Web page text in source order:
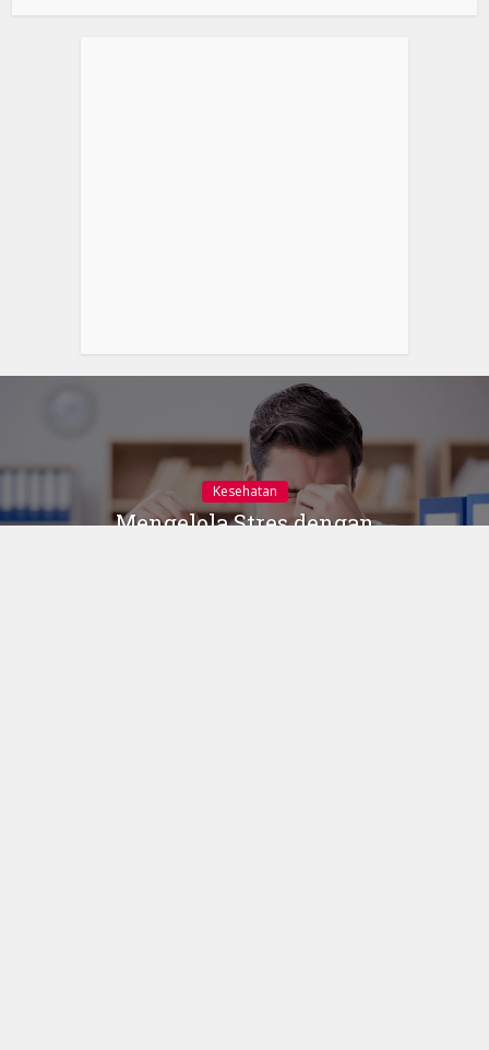
Kesehatan
Mengelola Stres dengan